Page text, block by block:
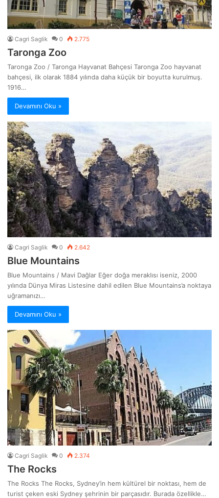
Cagri Saglik 0 2.775
Taronga Zoo
Taronga Zoo / Taronga Hayvanat Bahçesi Taronga Zoo hayvanat
bahçesi, ilk olarak 1884 yılında daha küçük bir boyutta kurulmuş.
1916…
Devamını Oku »
Cagri Saglik 0 2.642
Blue Mountains
Blue Mountains / Mavi Dağlar Eğer doğa meraklısı iseniz, 2000
yılında Dünya Miras Listesine dahil edilen Blue Mountains’a noktaya
uğramanızı…
Devamını Oku »
Cagri Saglik 0 2.374
The Rocks
The Rocks The Rocks, Sydney’in hem kültürel bir noktası, hem de
turist çeken eski Sydney şehrinin bir parçasıdır. Burada özellikle…